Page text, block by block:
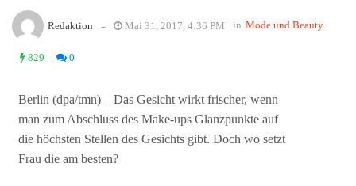
Redaktion - Mai 31, 2017, 4:36 PM in Mode und Beauty
829 0
Berlin (dpa/tmn) – Das Gesicht wirkt frischer, wenn
man zum Abschluss des Make-ups Glanzpunkte auf
die höchsten Stellen des Gesichts gibt. Doch wo setzt
Frau die am besten?